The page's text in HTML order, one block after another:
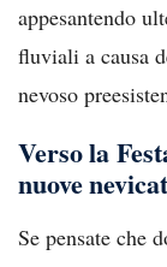
appesantendo
fluviali a causa
nevoso
Verso la
nuove
Se pensate che